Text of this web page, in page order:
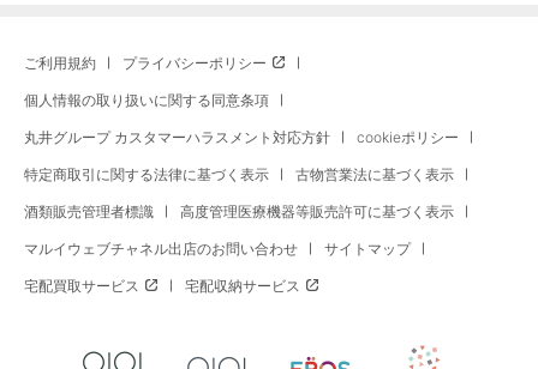
ご利用規約 プライバシーポリシー
個人情報の取り扱いに関する同意条項
丸井グループ カスタマーハラスメント対応方針 cookieポリシー
特定商取引に関する法律に基づく表示 古物営業法に基づく表示
酒類販売管理者標識 高度管理医療機器等販売許可に基づく表示
マルイウェブチャネル出店のお問い合わせ サイトマップ
宅配買取サービス 宅配収納サービス